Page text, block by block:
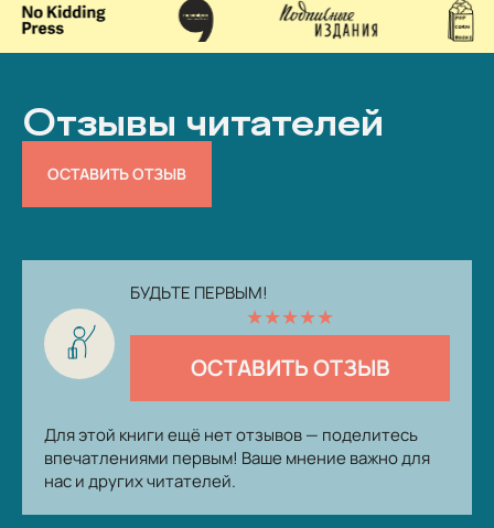
Отзывы читателей
ОСТАВИТЬ ОТЗЫВ
БУДЬТЕ ПЕРВЫМ!
★★★★★
ОСТАВИТЬ ОТЗЫВ
Для этой книги ещё нет отзывов — поделитесь
впечатлениями первым! Ваше мнение важно для
нас и других читателей.